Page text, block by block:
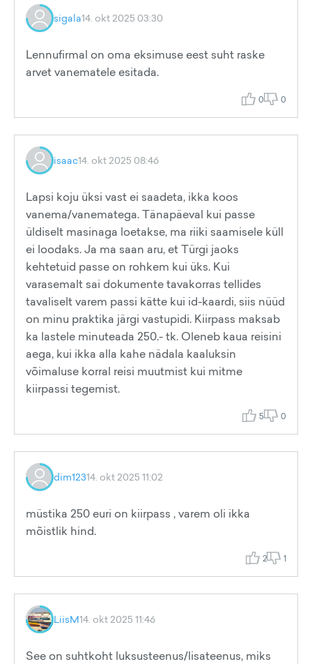
sigala14. okt 2025 03:30
Lennufirmal on oma eksimuse eest suht raske
arvet vanematele esitada.
0 0
isaac14. okt 2025 08:46
Lapsi koju üksi vast ei saadeta, ikka koos
vanema/vanematega. Tänapäeval kui passe
üldiselt masinaga loetakse, ma riiki saamisele küll
ei loodaks. Ja ma saan aru, et Türgi jaoks
kehtetuid passe on rohkem kui üks. Kui
varasemalt sai dokumente tavakorras tellides
tavaliselt varem passi kätte kui id-kaardi, siis nüüd
on minu praktika järgi vastupidi. Kiirpass maksab
ka lastele minuteada 250.- tk. Oleneb kaua reisini
aega, kui ikka alla kahe nädala kaaluksin
võimaluse korral reisi muutmist kui mitme
kiirpassi tegemist.
5 0
dim12314. okt 2025 11:02
müstika 250 euri on kiirpass , varem oli ikka
mõistlik hind.
2 1
LiisM14. okt 2025 11:46
See on suhtkoht luksusteenus/lisateenus, miks